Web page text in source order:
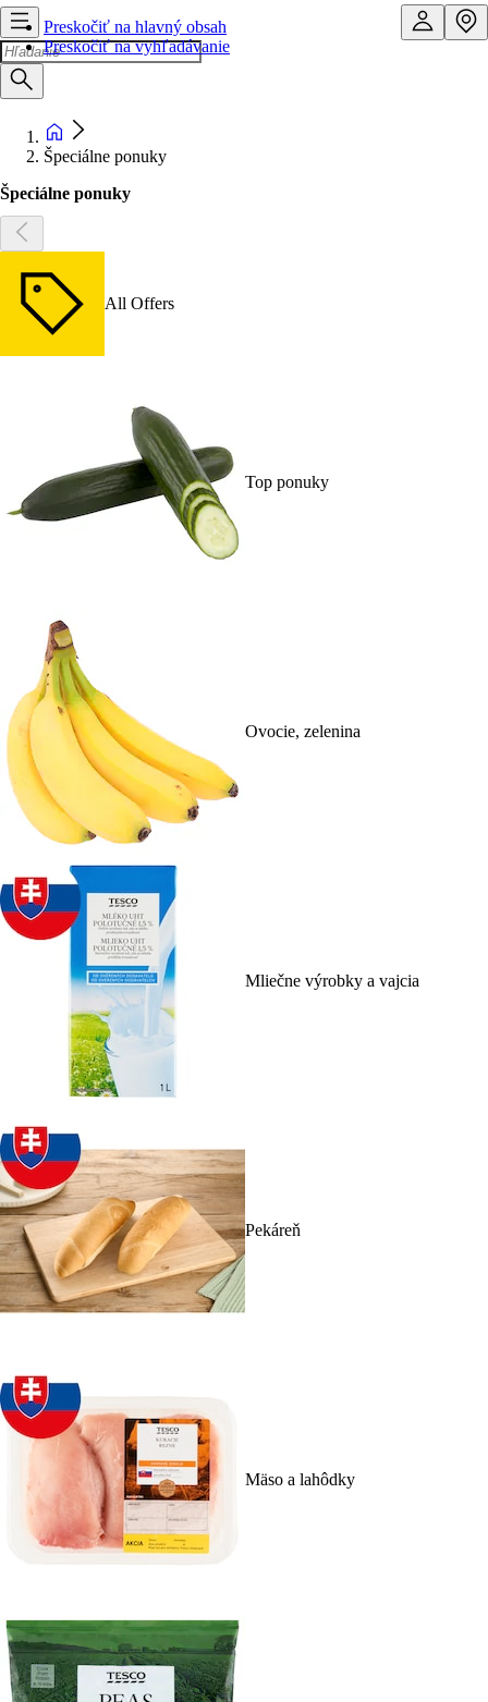
Preskočiť na hlavný obsah
Preskočiť na vyhľadávanie
Špeciálne ponuky
Špeciálne ponuky
All Offers
Top ponuky
Ovocie, zelenina
Mliečne výrobky a vajcia
Pekáreň
Mäso a lahôdky